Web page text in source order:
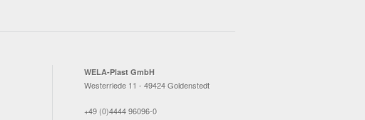
WELA-Plast GmbH
Westerriede 11 - 49424 Goldenstedt
+49 (0)4444 96096-0